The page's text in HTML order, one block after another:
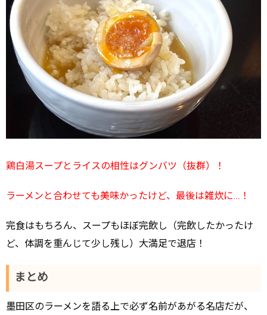
鶏白湯スープとライスの相性はグンバツ（抜群）！
ラーメンと合わせても美味かったけど、最後は雑炊に…！
完食はもちろん、スープもほぼ完飲し（完飲したかったけ
ど、体調を重んじて少し残し）大満足で退店！
まとめ
墨田区のラーメンを語る上で必ず名前があがる名店だが、